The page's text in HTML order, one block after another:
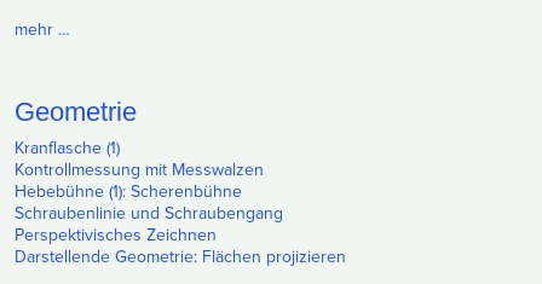
mehr …
Geometrie
Kranflasche (1)
Kontrollmessung mit Messwalzen
Hebebühne (1): Scherenbühne
Schraubenlinie und Schraubengang
Perspektivisches Zeichnen
Darstellende Geometrie: Flächen projizieren